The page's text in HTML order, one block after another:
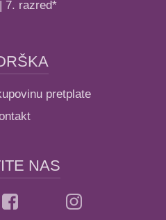
7. razred*
pretplate
NAS